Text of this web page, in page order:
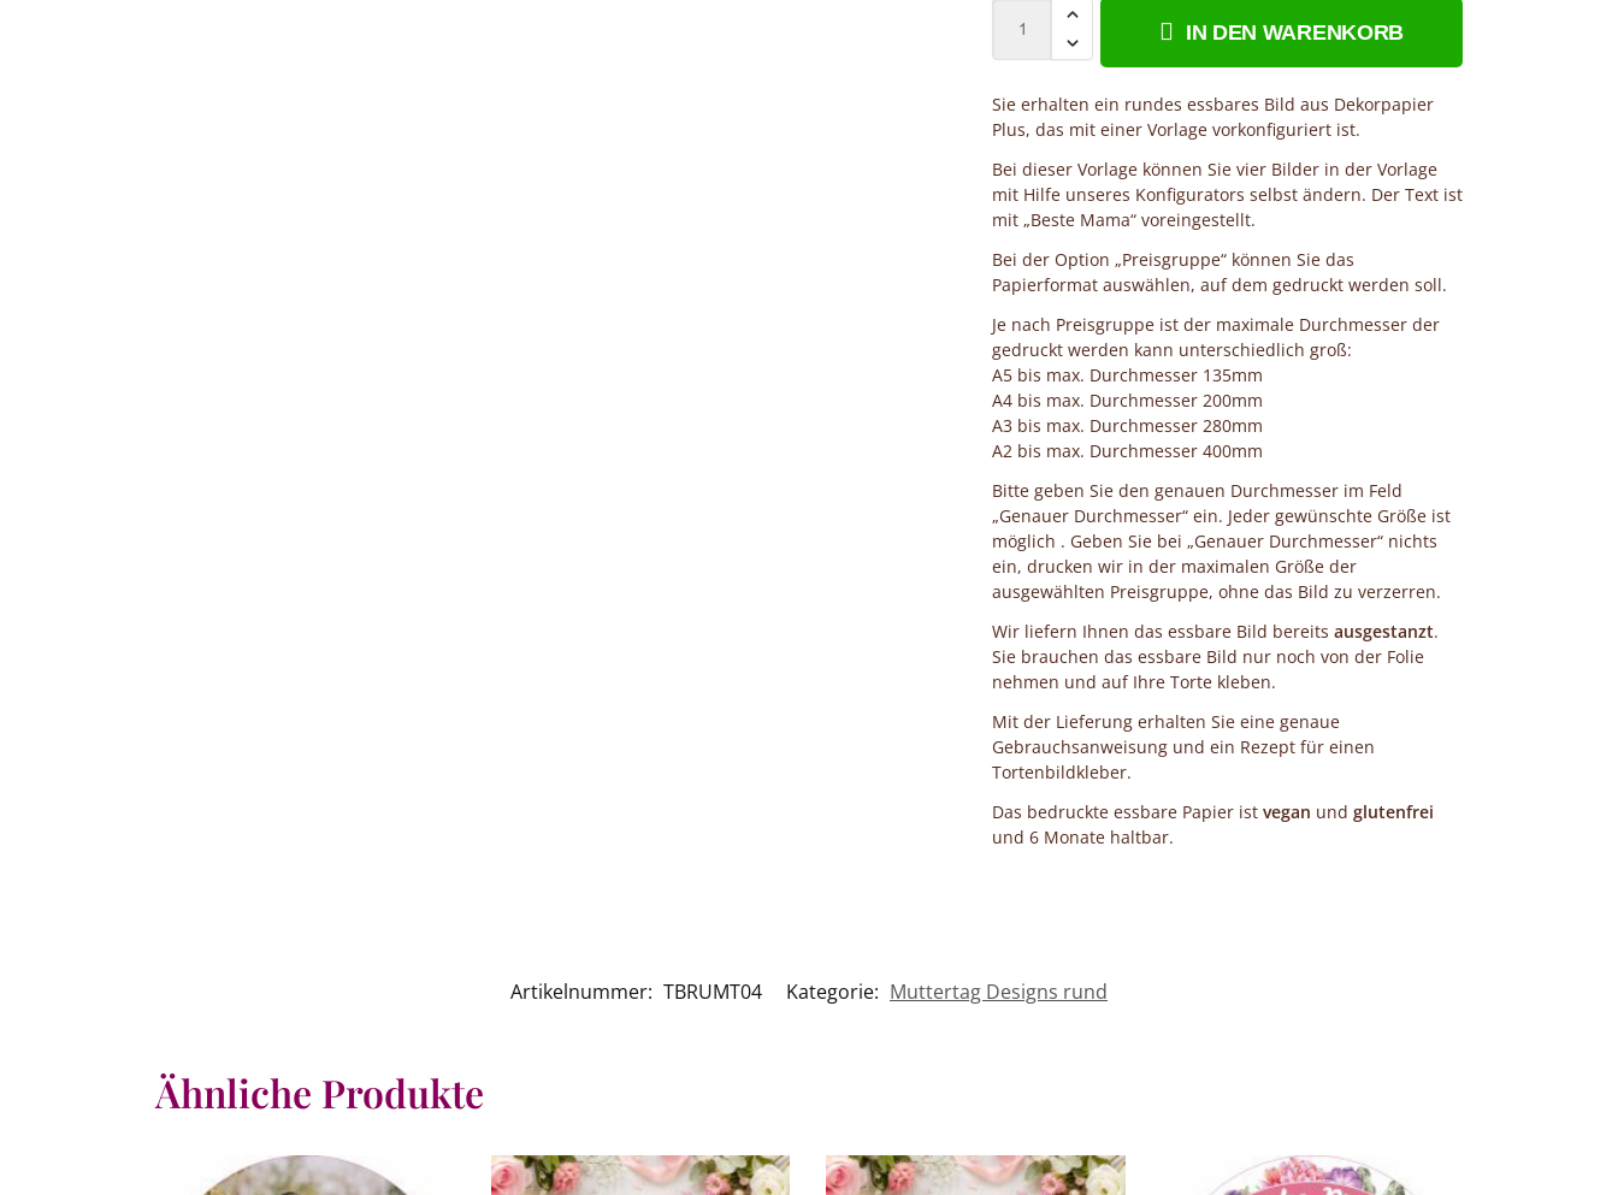
IN DEN WARENKORB
Sie erhalten ein rundes essbares Bild aus Dekorpapier
Plus, das mit einer Vorlage vorkonfiguriert ist.
Bei dieser Vorlage können Sie vier Bilder in der Vorlage
mit Hilfe unseres Konfigurators selbst ändern. Der Text ist
mit „Beste Mama“ voreingestellt.
Bei der Option „Preisgruppe“ können Sie das
Papierformat auswählen, auf dem gedruckt werden soll.
Je nach Preisgruppe ist der maximale Durchmesser der
gedruckt werden kann unterschiedlich groß:
A5 bis max. Durchmesser 135mm
A4 bis max. Durchmesser 200mm
A3 bis max. Durchmesser 280mm
A2 bis max. Durchmesser 400mm
Bitte geben Sie den genauen Durchmesser im Feld
„Genauer Durchmesser“ ein. Jeder gewünschte Größe ist
möglich . Geben Sie bei „Genauer Durchmesser“ nichts
ein, drucken wir in der maximalen Größe der
ausgewählten Preisgruppe, ohne das Bild zu verzerren.
Wir liefern Ihnen das essbare Bild bereits ausgestanzt.
Sie brauchen das essbare Bild nur noch von der Folie
nehmen und auf Ihre Torte kleben.
Mit der Lieferung erhalten Sie eine genaue
Gebrauchsanweisung und ein Rezept für einen
Tortenbildkleber.
Das bedruckte essbare Papier istvegan undglutenfrei
und 6 Monate haltbar.
Artikelnummer: TBRUMT04 Kategorie: Muttertag Designs rund
Ähnliche Produkte